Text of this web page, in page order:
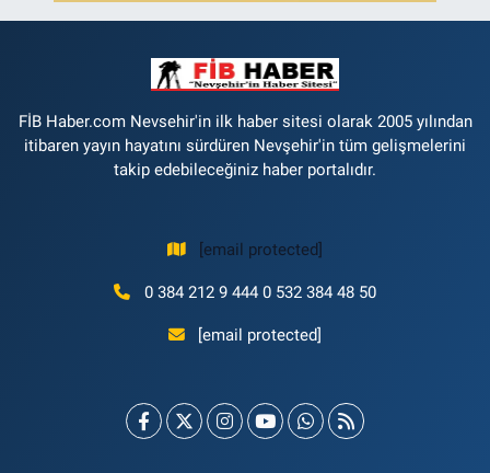
FİB Haber.com Nevsehir'in ilk haber sitesi olarak 2005 yılından
itibaren yayın hayatını sürdüren Nevşehir'in tüm gelişmelerini
takip edebileceğiniz haber portalıdır.
[email protected]
0 384 212 9 444 0 532 384 48 50
[email protected]